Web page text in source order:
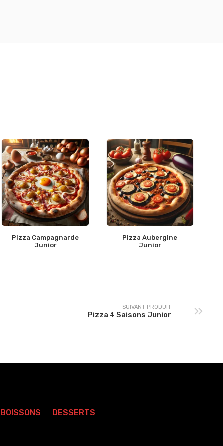
Pizza Campagnarde
Junior
Pizza Aubergine
Junior
SUIVANT PRODUIT
Pizza 4 Saisons Junior
BOISSONS DESSERTS